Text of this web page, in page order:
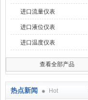
进口流量仪表
进口液位仪表
进口温度仪表
查看全部产品
热点新闻 Hot